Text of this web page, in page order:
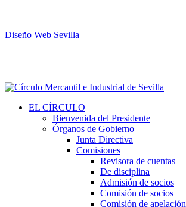
Diseño Web Sevilla
EL CÍRCULO
Bienvenida del Presidente
Órganos de Gobierno
Junta Directiva
Comisiones
Revisora de cuentas
De disciplina
Admisión de socios
Comisión de socios
Comisión de apelación